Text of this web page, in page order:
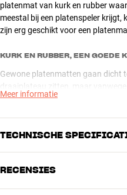
platenmat van kurk en rubber
meestal bij een platenspeler krijgt,
zijn erg geschikt voor een
KURK EN RUBBER, EEN GOEDE
Gewone platenmatten gaan dicht
draaiplateau zitten, maar
ze stof aan dat dan weer op je
platen weer te veel, en omdat ze
De Essentials Cork Rubber Mat
berekende combinatie van kurk
Meer informatie
TECHNISCHE
AFMETINGEN EN DESIGN
Kleur
RECENSIES